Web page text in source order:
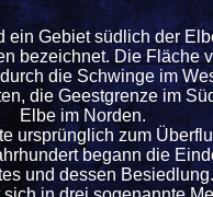
ein Gebiet südlich der
bezeichnet. Die Fläche
die Schwinge im
die Geestgrenze im
Elbe im Norden.
ursprünglich zum
begann die
und dessen Besiedlung.